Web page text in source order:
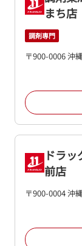
まち店
調剤専門
〒900-0006 沖
ドラ
前店
〒900-0004 沖